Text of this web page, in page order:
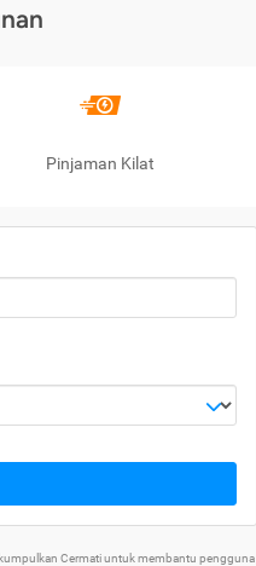
Pinjaman Kilat
Cermati untuk membantu pengguna